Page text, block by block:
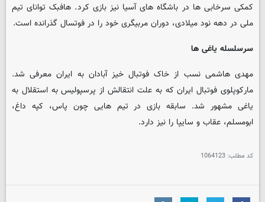
کمکی سرخابی ها در باشگاه های آسیا نیز بازی کرد. هافبک توانای تیم
ملی در دهه نود میلادی، دوران مربیگری خود را در فوتسال گذرانده است.
سرسلسله یاغی ها
مهدی هاشمی نسب از خاک فوتبال خیز آبادان به ایران معرفی شد.
مارکوپلوی فوتبال ایران که به علت انتقالش از پرسپولیس به استقلال به
یاغی مشهور شد. سابقه بازی در تیم هایی چون پاس، کپه داغ،
ابومسلم، عقاب و سایپا را نیز دارد.
کد مطلب: 1064123